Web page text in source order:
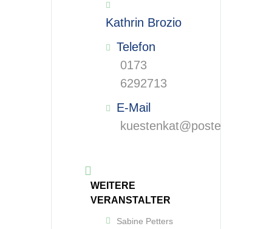
Kathrin Brozio
Telefon
0173
6292713
E-Mail
kuestenkat@posteo.de
WEITERE
VERANSTALTER
Sabine Petters